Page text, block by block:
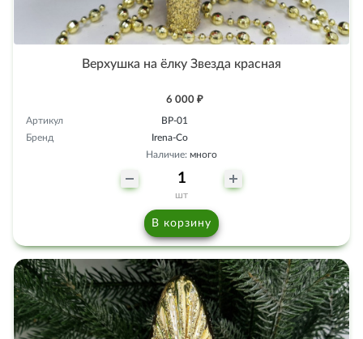
Верхушка на ёлку Звезда красная
6 000 ₽
Артикул
ВР-01
Бренд
Irena-Co
Наличие: много
шт
В корзину